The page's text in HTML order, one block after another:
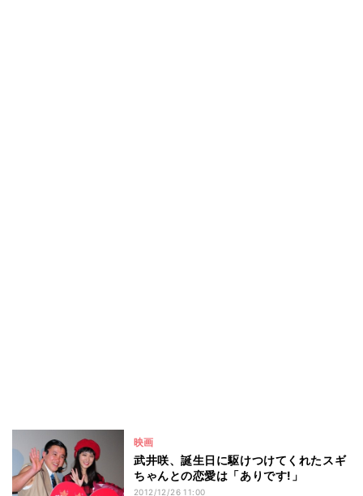
映画
武井咲、誕生日に駆けつけてくれたスギ
ちゃんとの恋愛は「ありです!」
2012/12/26 11:00